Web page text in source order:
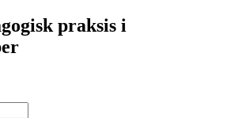
praksis i